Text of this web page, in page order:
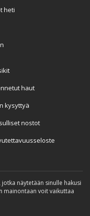
heti
haut
kysyttyä
nostot
näytetään sinulle hakusi
mainontaan voit vaikuttaa